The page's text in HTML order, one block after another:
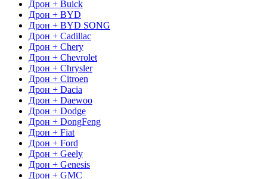
Дрон + Buick
Дрон + BYD
Дрон + BYD SONG
Дрон + Cadillac
Дрон + Chery
Дрон + Chevrolet
Дрон + Chrysler
Дрон + Citroen
Дрон + Dacia
Дрон + Daewoo
Дрон + Dodge
Дрон + DongFeng
Дрон + Fiat
Дрон + Ford
Дрон + Geely
Дрон + Genesis
Дрон + GMC